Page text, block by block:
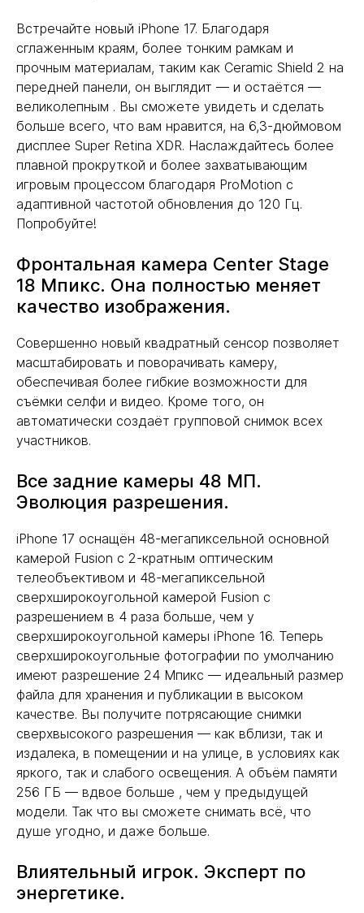
Встречайте новый iPhone 17. Благодаря
сглаженным краям, более тонким рамкам и
прочным материалам, таким как Ceramic Shield 2 на
передней панели, он выглядит — и остаётся —
великолепным . Вы сможете увидеть и сделать
больше всего, что вам нравится, на 6,3-дюймовом
дисплее Super Retina XDR. Наслаждайтесь более
плавной прокруткой и более захватывающим
игровым процессом благодаря ProMotion с
адаптивной частотой обновления до 120 Гц.
Попробуйте!
Фронтальная камера Center Stage
18 Мпикс. Она полностью меняет
качество изображения.
Совершенно новый квадратный сенсор позволяет
масштабировать и поворачивать камеру,
обеспечивая более гибкие возможности для
съёмки селфи и видео. Кроме того, он
автоматически создаёт групповой снимок всех
участников.
Все задние камеры 48 МП.
Эволюция разрешения.
iPhone 17 оснащён 48-мегапиксельной основной
камерой Fusion с 2-кратным оптическим
телеобъективом и 48-мегапиксельной
сверхширокоугольной камерой Fusion с
разрешением в 4 раза больше, чем у
сверхширокоугольной камеры iPhone 16. Теперь
сверхширокоугольные фотографии по умолчанию
имеют разрешение 24 Мпикс — идеальный размер
файла для хранения и публикации в высоком
качестве. Вы получите потрясающие снимки
сверхвысокого разрешения — как вблизи, так и
издалека, в помещении и на улице, в условиях как
яркого, так и слабого освещения. А объём памяти
256 ГБ — вдвое больше , чем у предыдущей
модели. Так что вы сможете снимать всё, что
душе угодно, и даже больше.
Влиятельный игрок. Эксперт по
энергетике.